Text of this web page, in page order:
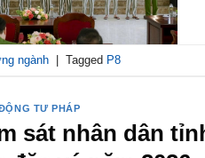
ngành | Tagged P8
TƯ PHÁP
sát nhân dân